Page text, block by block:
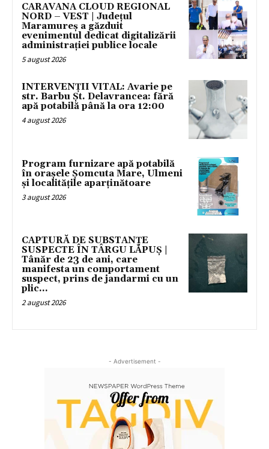
CARAVANA CLOUD REGIONAL
NORD – VEST | Județul
Maramureș a găzduit
evenimentul dedicat digitalizării
administrației publice locale
5 august 2026
INTERVENȚII VITAL: Avarie pe
str. Barbu Șt. Delavrancea: fără
apă potabilă până la ora 12:00
4 august 2026
Program furnizare apă potabilă
în orașele Șomcuta Mare, Ulmeni
și localitățile aparținătoare
3 august 2026
CAPTURĂ DE SUBSTANȚE
SUSPECTE ÎN TÂRGU LĂPUȘ |
Tânăr de 23 de ani, care
manifesta un comportament
suspect, prins de jandarmi cu un
plic...
2 august 2026
- Advertisement -